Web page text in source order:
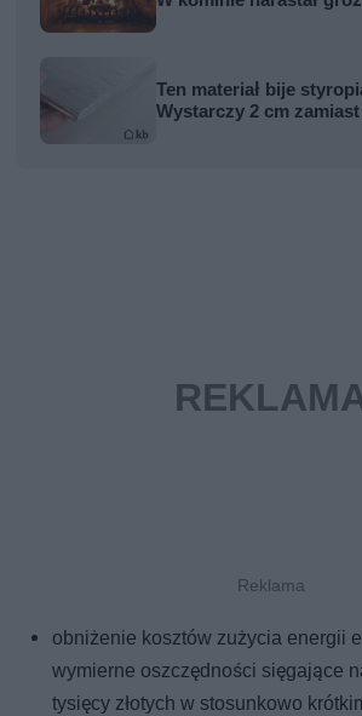
Ten materiał bije
Wystarczy 2 cm
obniżenie kosztów zużycia energii
wymierne oszczędności sięgające
tysięcy złotych w stosunkowo